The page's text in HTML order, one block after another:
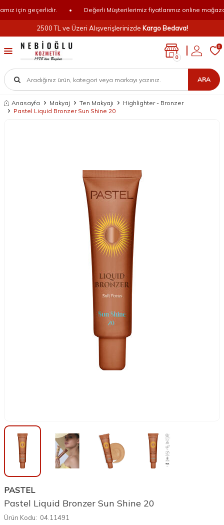
için geçerlidir. Değerli Müşterilerimiz fiyatlarımız online
2500 TL ve Üzeri Alışverişlerinizde Kargo Bedava!
ARA
0
0
Anasayfa Makyaj Ten Makyajı
Highlighter - Bronzer
Pastel Liquid Bronzer Sun Shine 20
PASTEL
Pastel Liquid Bronzer Sun Shine 20
Ürün Kodu: 04.11491